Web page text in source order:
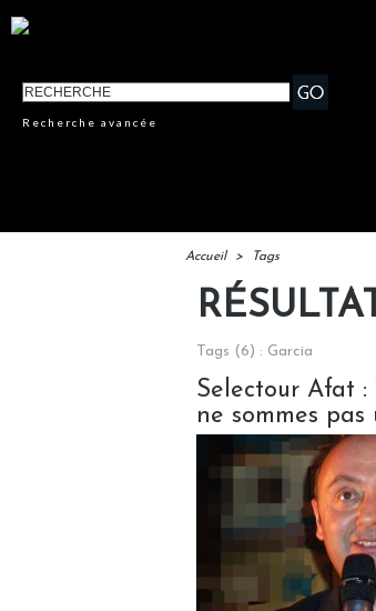
Recherche avancée
Accueil > Tags
Tags (6) : Garcia
Selectour Afat :
ne sommes